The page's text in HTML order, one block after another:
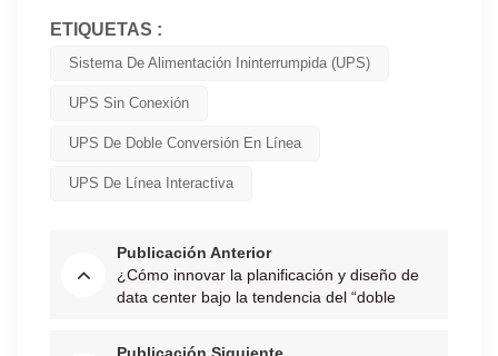
ETIQUETAS :
Sistema De Alimentación Ininterrumpida (UPS)
UPS Sin Conexión
UPS De Doble Conversión En Línea
UPS De Línea Interactiva
Publicación Anterior
¿Cómo innovar la planificación y diseño de
data center bajo la tendencia del “doble